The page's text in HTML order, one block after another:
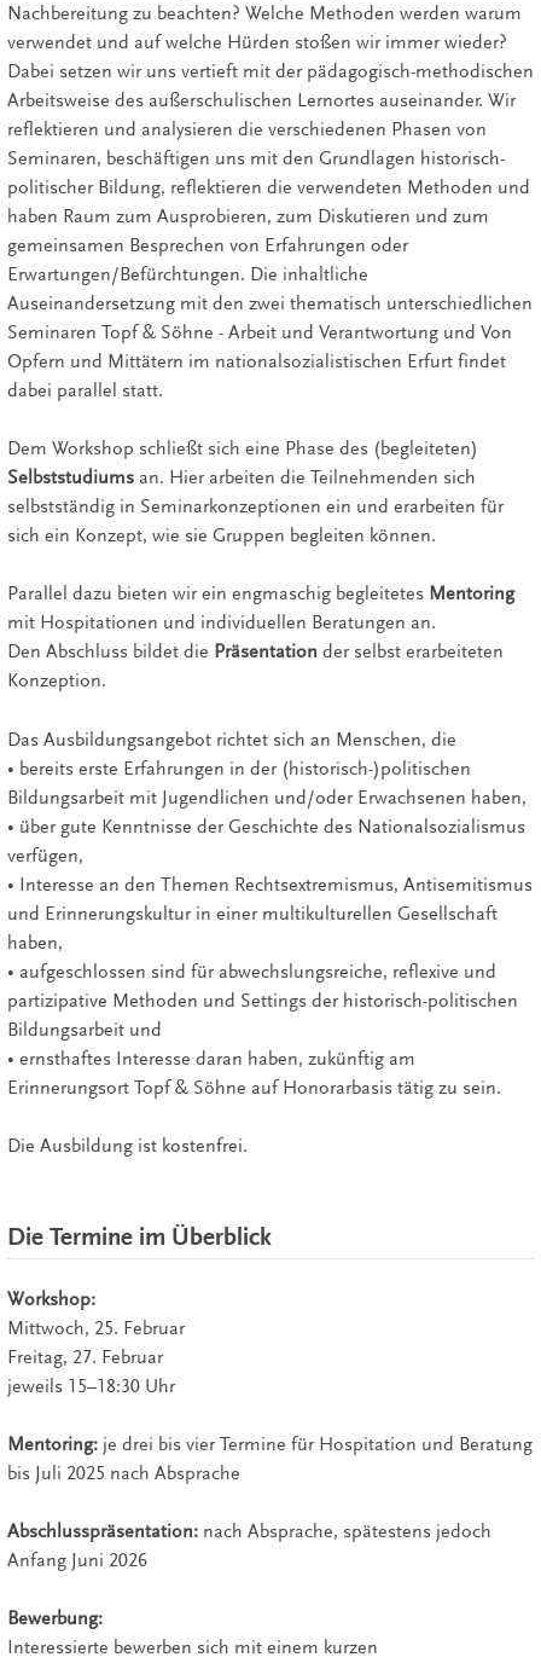
Nachbereitung zu beachten? Welche Methoden werden warum
verwendet und auf welche Hürden stoßen wir immer wieder?
Dabei setzen wir uns vertieft mit der pädagogisch-methodischen
Arbeitsweise des außerschulischen Lernortes auseinander. Wir
reflektieren und analysieren die verschiedenen Phasen von
Seminaren, beschäftigen uns mit den Grundlagen historisch-
politischer Bildung, reflektieren die verwendeten Methoden und
haben Raum zum Ausprobieren, zum Diskutieren und zum
gemeinsamen Besprechen von Erfahrungen oder
Erwartungen/Befürchtungen. Die inhaltliche
Auseinandersetzung mit den zwei thematisch unterschiedlichen
Seminaren Topf & Söhne - Arbeit und Verantwortung und Von
Opfern und Mittätern im nationalsozialistischen Erfurt findet
dabei parallel statt.
Dem Workshop schließt sich eine Phase des (begleiteten)
Selbststudiums an. Hier arbeiten die Teilnehmenden sich
selbstständig in Seminarkonzeptionen ein und erarbeiten für
sich ein Konzept, wie sie Gruppen begleiten können.
Parallel dazu bieten wir ein engmaschig begleitetes Mentoring
mit Hospitationen und individuellen Beratungen an.
Den Abschluss bildet die Präsentation der selbst erarbeiteten
Konzeption.
Das Ausbildungsangebot richtet sich an Menschen, die
• bereits erste Erfahrungen in der (historisch-)politischen
Bildungsarbeit mit Jugendlichen und/oder Erwachsenen haben,
• über gute Kenntnisse der Geschichte des Nationalsozialismus
verfügen,
• Interesse an den Themen Rechtsextremismus, Antisemitismus
und Erinnerungskultur in einer multikulturellen Gesellschaft
haben,
• aufgeschlossen sind für abwechslungsreiche, reflexive und
partizipative Methoden und Settings der historisch-politischen
Bildungsarbeit und
• ernsthaftes Interesse daran haben, zukünftig am
Erinnerungsort Topf & Söhne auf Honorarbasis tätig zu sein.
Die Ausbildung ist kostenfrei.
Die Termine im Überblick
Workshop:
Mittwoch, 25. Februar
Freitag, 27. Februar
jeweils 15–18:30 Uhr
Mentoring: je drei bis vier Termine für Hospitation und Beratung
bis Juli 2025 nach Absprache
Abschlusspräsentation: nach Absprache, spätestens jedoch
Anfang Juni 2026
Bewerbung:
Interessierte bewerben sich mit einem kurzen